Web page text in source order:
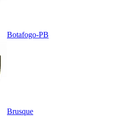
Botafogo-PB
Brusque